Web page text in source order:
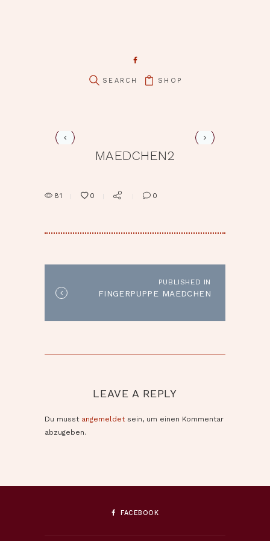
SHOP
maedchen4
MAEDCHEN2
81 0 0
PUBLISHED IN
post:
FINGERPUPPE MAEDCHEN
LEAVE A REPLY
Du musst angemeldetsein, um einen Kommentar
abzugeben.
FACEBOOK